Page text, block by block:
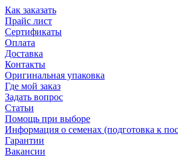
Как заказать
Прайс лист
Сертификаты
Оплата
Доставка
Контакты
Оригинальная упаковка
Где мой заказ
Задать вопрос
Статьи
Помощь при выборе
Информация о семенах (подготовка к
Гарантии
Вакансии